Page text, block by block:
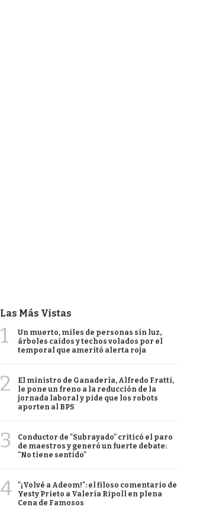
Las Más Vistas
1
Un muerto, miles de personas sin luz,
árboles caídos y techos volados por el
temporal que ameritó alerta roja
2
El ministro de Ganadería, Alfredo Fratti,
le pone un freno a la reducción de la
jornada laboral y pide que los robots
aporten al BPS
3
Conductor de "Subrayado" criticó el paro
de maestros y generó un fuerte debate:
"No tiene sentido"
4
"¡Volvé a Adeom!": el filoso comentario de
Yesty Prieto a Valeria Ripoll en plena
Cena de Famosos